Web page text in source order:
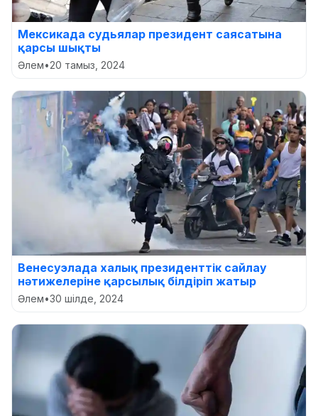
Мексикада судьялар президент саясатына
қарсы шықты
Әлем•20 тамыз, 2024
Венесуэлада халық президенттік сайлау
нәтижелеріне қарсылық білдіріп жатыр
Әлем•30 шілде, 2024